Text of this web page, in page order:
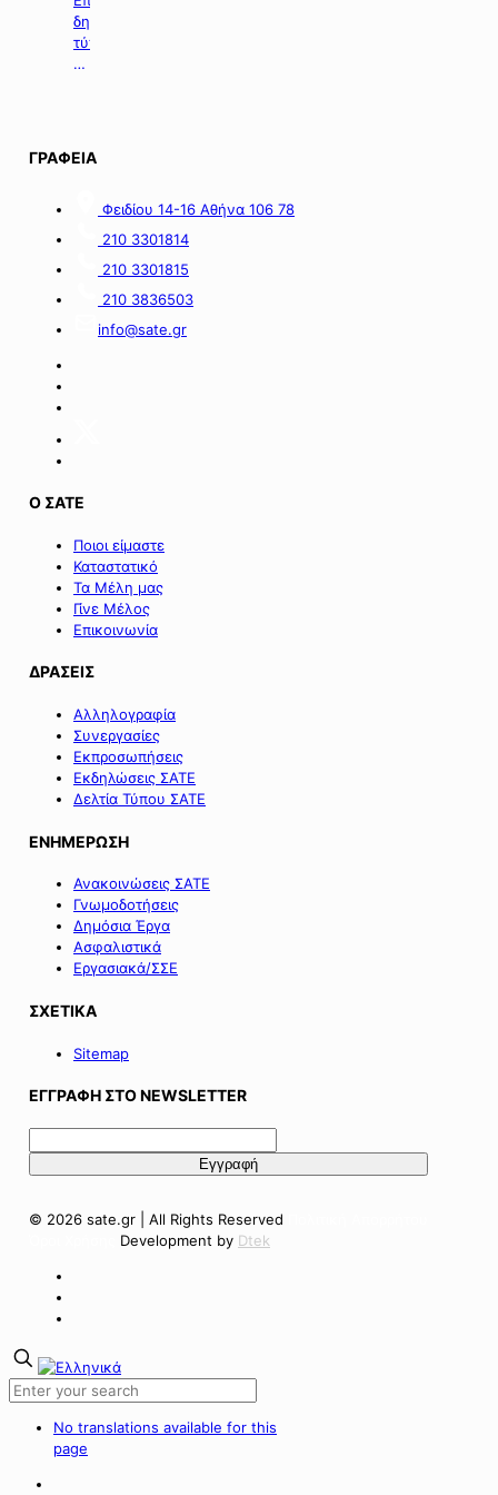
σε
επιχειρήσεις
της
Σαμοθράκης».
δημοσιευμάτων
τύπου
της
ΓΡΑΦΕΙΑ
Φειδίου 14-16 Αθήνα 106 78
210 3301814
210 3301815
210 3836503
info@sate.gr
Ο ΣΑΤΕ
Ποιοι είμαστε
Καταστατικό
Τα Μέλη μας
Γίνε Μέλος
Επικοινωνία
ΔΡΑΣΕΙΣ
Αλληλογραφία
Συνεργασίες
Εκπροσωπήσεις
Εκδηλώσεις ΣΑΤΕ
Δελτία Τύπου ΣΑΤΕ
ΕΝΗΜΕΡΩΣΗ
Ανακοινώσεις ΣΑΤΕ
Γνωμοδοτήσεις
Δημόσια Έργα
Ασφαλιστικά
Εργασιακά/ΣΣΕ
ΣΧΕΤΙΚΑ
Sitemap
ΕΓΓΡΑΦΗ ΣΤΟ NEWSLETTER
© 2026 sate.gr | All Rights Reserved
Development by Dtek
No translations available for this
page